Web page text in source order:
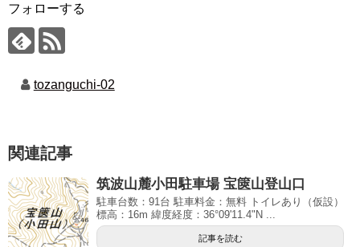
フォローする
tozanguchi-02
関連記事
筑波山麓小田駐車場 宝篋山登山口
駐車台数：91台 駐車料金：無料 トイレあり（仮設）
標高：16m 緯度経度：36°09'11.4"N ...
記事を読む